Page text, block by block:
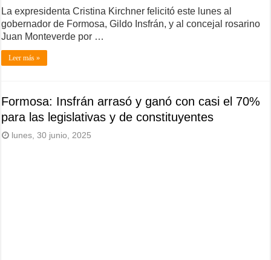
La expresidenta Cristina Kirchner felicitó este lunes al
gobernador de Formosa, Gildo Insfrán, y al concejal rosarino
Juan Monteverde por …
Leer más »
Formosa: Insfrán arrasó y ganó con casi el 70%
para las legislativas y de constituyentes
lunes, 30 junio, 2025